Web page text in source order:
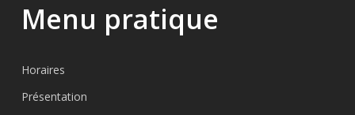
Menu pratique
Horaires
Présentation